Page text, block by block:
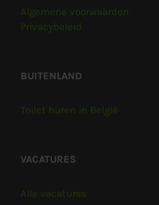
Algemene voorwaarden
Privacybeleid
BUITENLAND
Toilet huren in België
VACATURES
Alle vacatures